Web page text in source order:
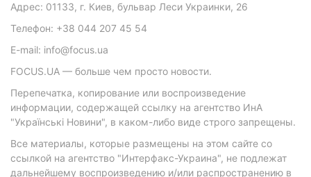
Адрес: 01133, г. Киев, бульвар Леси Украинки, 26
Телефон: +38 044 207 45 54
E-mail: info@focus.ua
FOCUS.UA — больше чем просто новости.
Перепечатка, копирование или воспроизведение
информации, содержащей ссылку на агентство ИнА
"Українські Новини", в каком-либо виде строго запрещены.
Все материалы, которые размещены на этом сайте со
ссылкой на агентство "Интерфакс-Украина", не подлежат
дальнейшему воспроизведению и/или распространению в